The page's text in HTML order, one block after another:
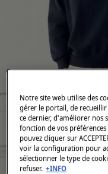
Notre site web utilise des
gérer le portail, de
ce dernier, d'améliorer nos
fonction de vos
pouvez cliquer sur
voir la configuration pour
sélectionner le type de
refuser. +INFO